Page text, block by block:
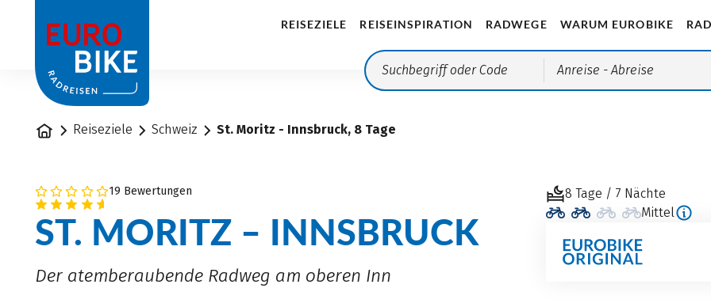
REISEZIELE REISEINSPIRATION RADWEGE WARUM EUROBIKE
Anreise - Abreise
StartseiteReiseziele Schweiz St. Moritz - Innsbruck, 8 Tage
19 Bewertungen
ST. MORITZ – INNSBRUCK
Der atemberaubende Radweg am oberen Inn
8 Tage / 7 Nächte
Mittel